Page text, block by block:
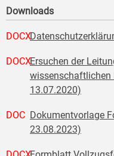
Downloads
DOCX
DOCXErsuchen der
wissenschaftlichen
13.07.2020)
DOC Dokumentvorlage
23.08.2023)